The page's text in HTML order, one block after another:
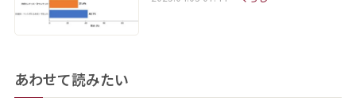
あわせて読みたい